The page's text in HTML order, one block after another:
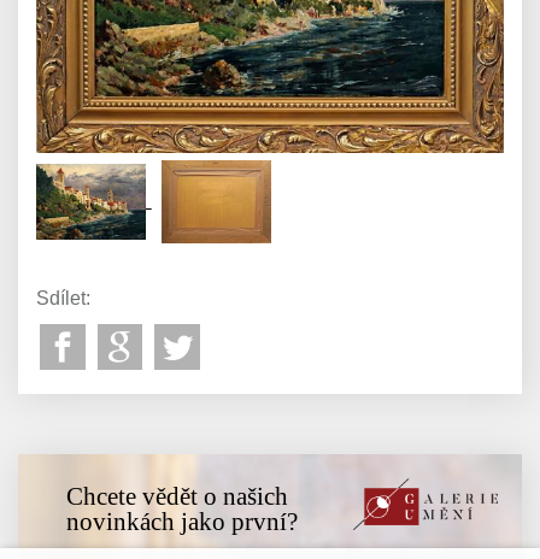
Sdílet:
Chcete vědět o našich
novinkách jako první?